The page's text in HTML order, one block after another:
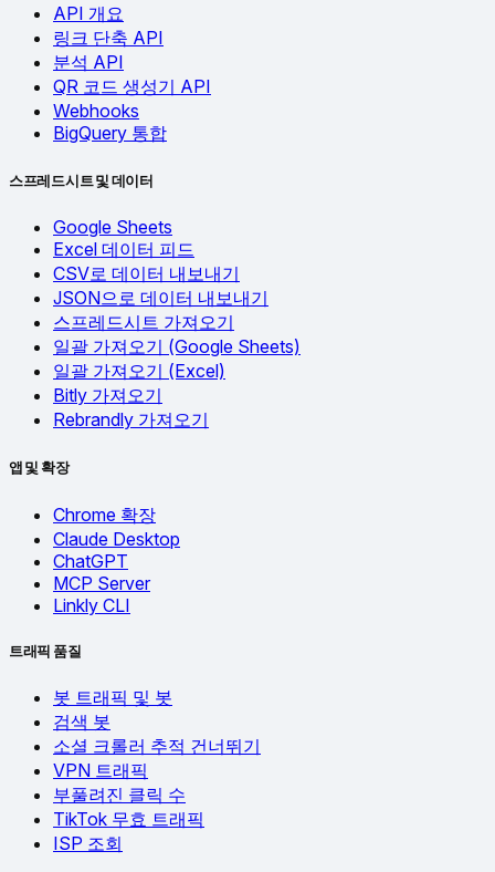
API 개요
링크 단축 API
분석 API
QR 코드 생성기 API
Webhooks
BigQuery 통합
스프레드시트 및 데이터
Google Sheets
Excel 데이터 피드
CSV로 데이터 내보내기
JSON으로 데이터 내보내기
스프레드시트 가져오기
일괄 가져오기 (Google Sheets)
일괄 가져오기 (Excel)
Bitly 가져오기
Rebrandly 가져오기
앱 및 확장
Chrome 확장
Claude Desktop
ChatGPT
MCP Server
Linkly CLI
트래픽 품질
봇 트래픽 및 봇
검색 봇
소셜 크롤러 추적 건너뛰기
VPN 트래픽
부풀려진 클릭 수
TikTok 무효 트래픽
ISP 조회